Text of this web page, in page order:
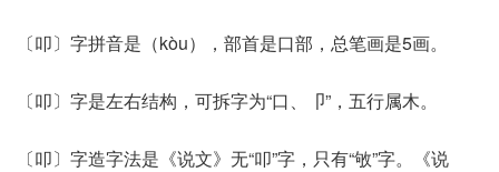
〔叩〕字拼音是（kòu），部首是口部，总笔画是5画。
〔叩〕字是左右结构，可拆字为“口、卩”，五行属木。
〔叩〕字造字法是《说文》无“叩”字，只有“敂”字。《说